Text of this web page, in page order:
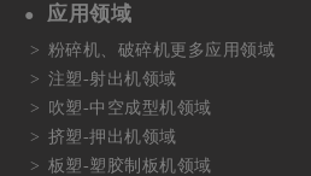
应用领域
粉碎机、破碎机更多应用领域
注塑-射出机领域
吹塑-中空成型机领域
挤塑-押出机领域
板塑-塑胶制板机领域